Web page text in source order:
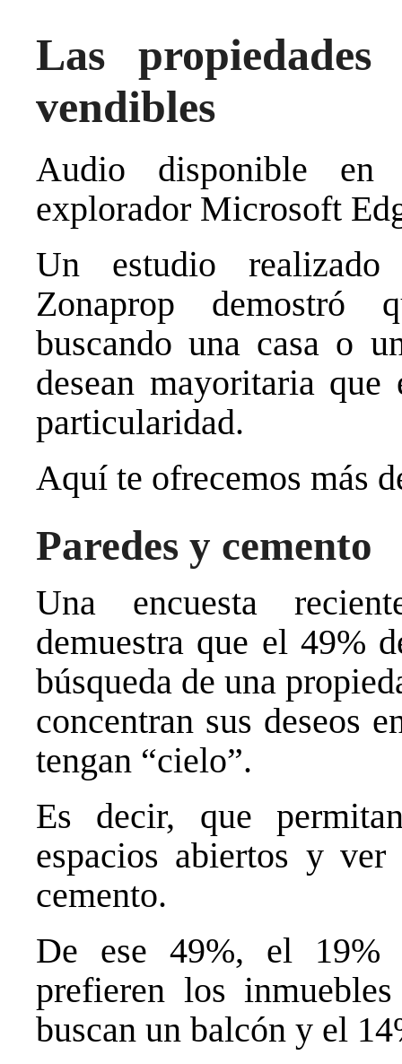
Las
vendibles
Audio disponible en
explorador Microsoft
Un estudio
Zonaprop demostró
buscando una casa o
desean mayoritaria
particularidad.
Aquí te ofrecemos más
Paredes y cemento
Una encuesta
demuestra que el 49%
búsqueda de una
concentran sus deseos
tengan “cielo”.
Es decir, que
espacios abiertos y
cemento.
De ese 49%, el 19%
prefieren los
buscan un balcón y el